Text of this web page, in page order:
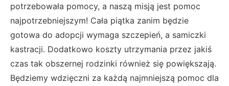
potrzebowała pomocy, a naszą misją jest pomoc
najpotrzebniejszym! Cała piątka zanim będzie
gotowa do adopcji wymaga szczepień, a samiczki
kastracji. Dodatkowo koszty utrzymania przez jakiś
czas tak obszernej rodzinki również się powiększają.
Będziemy wdzięczni za każdą najmniejszą pomoc dla